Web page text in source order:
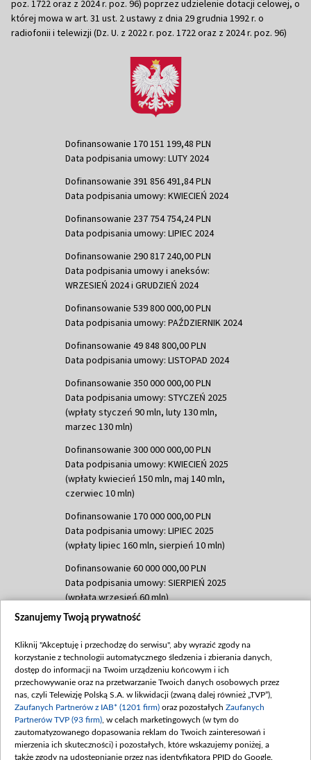
poz. 1722 oraz z 2024 r. poz. 96) poprzez udzielenie dotacji celowej, o
której mowa w art. 31 ust. 2 ustawy z dnia 29 grudnia 1992 r. o
radiofonii i telewizji (Dz. U. z 2022 r. poz. 1722 oraz z 2024 r. poz. 96)
Dofinansowanie 170 151 199,48 PLN
Data podpisania umowy: LUTY 2024
Dofinansowanie 391 856 491,84 PLN
Data podpisania umowy: KWIECIEŃ 2024
Dofinansowanie 237 754 754,24 PLN
Data podpisania umowy: LIPIEC 2024
Dofinansowanie 290 817 240,00 PLN
Data podpisania umowy i aneksów:
WRZESIEŃ 2024 i GRUDZIEŃ 2024
Dofinansowanie 539 800 000,00 PLN
Data podpisania umowy: PAŹDZIERNIK 2024
Dofinansowanie 49 848 800,00 PLN
Data podpisania umowy: LISTOPAD 2024
Dofinansowanie 350 000 000,00 PLN
Data podpisania umowy: STYCZEŃ 2025
(wpłaty styczeń 90 mln, luty 130 mln,
marzec 130 mln)
Dofinansowanie 300 000 000,00 PLN
Data podpisania umowy: KWIECIEŃ 2025
(wpłaty kwiecień 150 mln, maj 140 mln,
czerwiec 10 mln)
Dofinansowanie 170 000 000,00 PLN
Data podpisania umowy: LIPIEC 2025
(wpłaty lipiec 160 mln, sierpień 10 mln)
Dofinansowanie 60 000 000,00 PLN
Data podpisania umowy: SIERPIEŃ 2025
(wpłata wrzesień 60 mln)
Dofinansowanie 635 783 051,21 PLN
(wpłata wrzesień 100 mln, październik 350
mln, listopad 265 mln)
Dofinansowanie 48 862 000,00 PLN
Data podpisania umowy: GRUDZIEŃ 2025
(wpłata grudzień 60,548 mln)
Dofinansowanie 900 000 000,00 PLN
Data podpisania umowy: LUTY 2026 (wpłata
Szanujemy Twoją prywatność
Kliknij "Akceptuję i przechodzę do serwisu", aby wyrazić zgody na
korzystanie z technologii automatycznego śledzenia i zbierania danych,
dostęp do informacji na Twoim urządzeniu końcowym i ich
przechowywanie oraz na przetwarzanie Twoich danych osobowych przez
nas, czyli Telewizję Polską S.A. w likwidacji (zwaną dalej również „TVP”),
Zaufanych Partnerów z IAB* (1201 firm) oraz pozostałych Zaufanych
Partnerów TVP (93 firm) , w celach marketingowych (w tym do
zautomatyzowanego dopasowania reklam do Twoich zainteresowań i
mierzenia ich skuteczności) i pozostałych, które wskazujemy poniżej, a
także zgody na udostępnianie przez nas identyfikatora PPID do Google.